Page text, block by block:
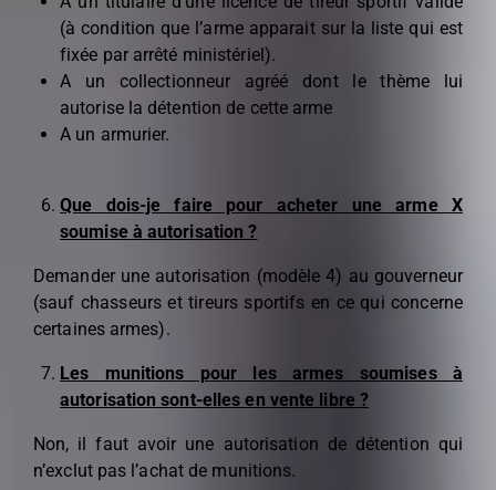
(à condition que l’arme apparait sur la liste qui est
fixée par arrêté ministériel).
A un collectionneur agréé dont le thème lui
autorise la détention de cette arme
A un armurier.
Que dois-je faire pour acheter une arme X
soumise à autorisation ?
Demander une autorisation (modèle 4) au gouverneur
(sauf chasseurs et tireurs sportifs en ce qui concerne
certaines armes).
Les munitions pour les armes soumises à
autorisation sont-elles en vente libre ?
Non, il faut avoir une autorisation de détention qui
n’exclut pas l’achat de munitions.